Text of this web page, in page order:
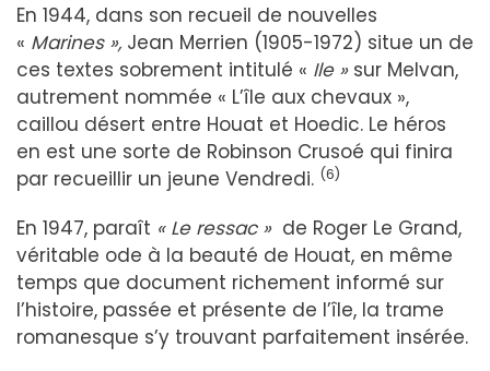
En 1944, dans son recueil de nouvelles
« Marines », Jean Merrien (1905-1972) situe un de
ces textes sobrement intitulé « Ile » sur Melvan,
autrement nommée « L’île aux chevaux »,
caillou désert entre Houat et Hoedic. Le héros
en est une sorte de Robinson Crusoé qui finira
par recueillir un jeune Vendredi. (6)
En 1947, paraît « Le ressac » de Roger Le Grand,
véritable ode à la beauté de Houat, en même
temps que document richement informé sur
l’histoire, passée et présente de l’île, la trame
romanesque s’y trouvant parfaitement insérée.